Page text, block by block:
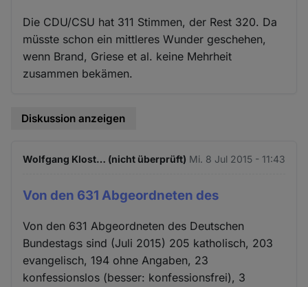
Die CDU/CSU hat 311 Stimmen, der Rest 320. Da
müsste schon ein mittleres Wunder geschehen,
wenn Brand, Griese et al. keine Mehrheit
zusammen bekämen.
Diskussion anzeigen
Wolfgang Klost… (nicht überprüft) Mi. 8 Jul 2015 - 11:43
Von den 631 Abgeordneten des
Von den 631 Abgeordneten des Deutschen
Bundestags sind (Juli 2015) 205 katholisch, 203
evangelisch, 194 ohne Angaben, 23
konfessionslos (besser: konfessionsfrei), 3